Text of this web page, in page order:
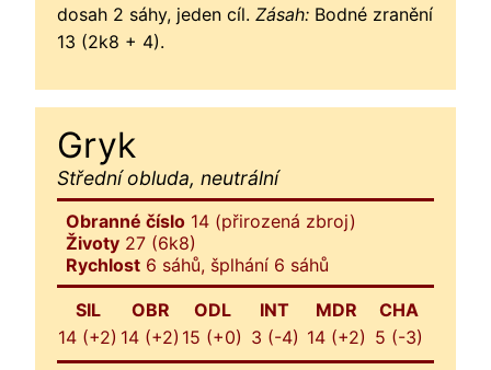
dosah 2 sáhy, jeden cíl. Zásah: Bodné zranění
13 (2k8 + 4).
Gryk
Střední obluda, neutrální
Obranné číslo 14 (přirozená zbroj)
Životy 27 (6k8)
Rychlost 6 sáhů, šplhání 6 sáhů
SIL
14 (+2)
OBR
14 (+2)
ODL
15 (+0)
INT
3 (-4)
MDR
14 (+2)
CHA
5 (-3)